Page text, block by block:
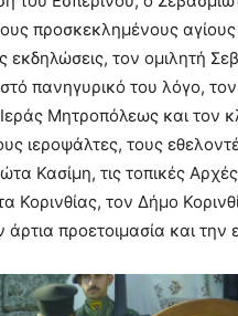
προσκεκλημένους
εκδηλώσεις, τον ομιλητή
πανηγυρικό του λόγο,
Μητροπόλεως και τον
ιεροψάλτες, τους
Κασίμη, τις τοπικές
Κορινθίας, τον Δήμο
προετοιμασία και